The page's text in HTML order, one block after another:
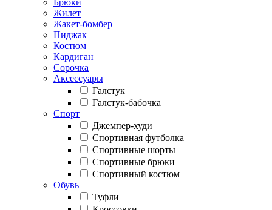
Брюки
Жилет
Жакет-бомбер
Пиджак
Костюм
Кардиган
Сорочка
Аксессуары
Галстук
Галстук-бабочка
Спорт
Джемпер-худи
Спортивная футболка
Спортивные шорты
Спортивные брюки
Спортивный костюм
Обувь
Туфли